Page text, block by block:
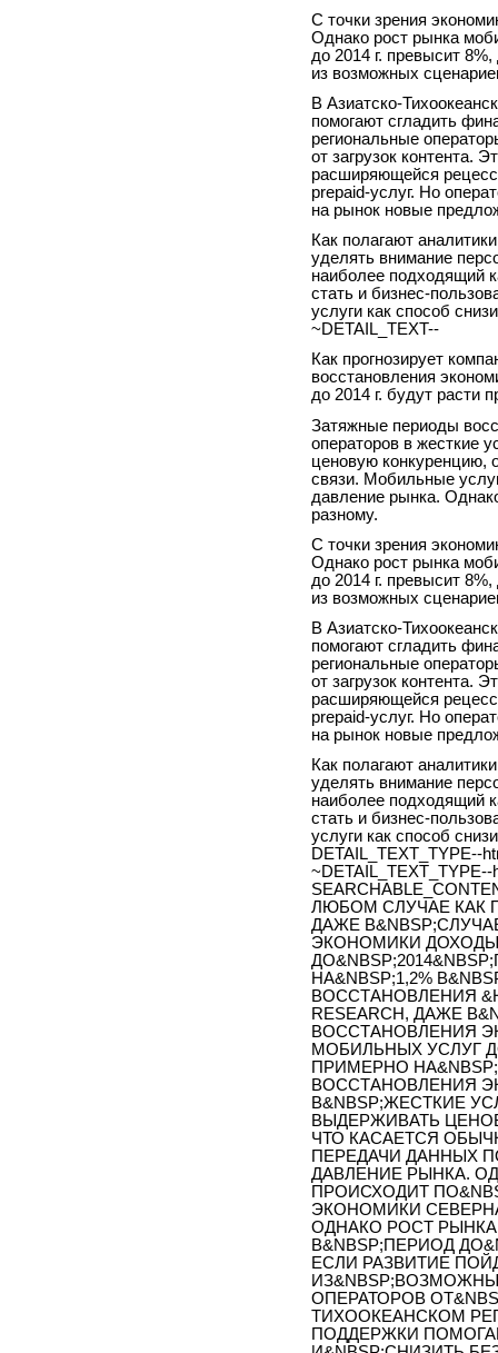
С точки зрения
Однако рост рынка
до 2014 г. превысит
из возможных
В Азиатско-
помогают сгладить
региональные
от загрузок контента.
расширяющейся
prepaid-услуг. Но
на рынок новые
Как полагают
уделять внимание
наиболее подходящий
стать и бизнес-
услуги как способ
~DETAIL_TEXT--
Как прогнозирует
восстановления
до 2014 г. будут расти
Затяжные периоды
операторов в жесткие
ценовую конкуренцию,
связи. Мобильные
давление рынка.
разному.
С точки зрения
Однако рост рынка
до 2014 г. превысит
из возможных
В Азиатско-
помогают сгладить
региональные
от загрузок контента.
расширяющейся
prepaid-услуг. Но
на рынок новые
Как полагают
уделять внимание
наиболее подходящий
стать и бизнес-
услуги как способ
DETAIL_TEXT_TYPE--
~DETAIL_TEXT_TYPE--
ЛЮБОМ СЛУЧАЕ КАК
ДАЖЕ
ЭКОНОМИКИ ДОХОДЫ
НА&NBSP;1,2%
ВОССТАНОВЛЕНИЯ
RESEARCH, ДАЖЕ
ВОССТАНОВЛЕНИЯ
МОБИЛЬНЫХ УСЛУГ
ПРИМЕРНО
ВОССТАНОВЛЕНИЯ
В&NBSP;ЖЕСТКИЕ
ВЫДЕРЖИВАТЬ
ЧТО КАСАЕТСЯ
ПЕРЕДАЧИ ДАННЫХ
ДАВЛЕНИЕ РЫНКА.
ПРОИСХОДИТ
ЭКОНОМИКИ
ОДНАКО РОСТ
В&NBSP;ПЕРИОД
ЕСЛИ РАЗВИТИЕ
ОПЕРАТОРОВ
ТИХООКЕАНСКОМ
ПОДДЕРЖКИ